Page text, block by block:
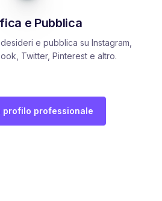
e Pubblica
e pubblica su Instagram,
Twitter, Pinterest e altro.
profilo professionale